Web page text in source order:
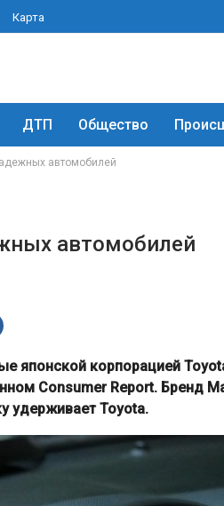
Карта
ДТП Общество
автомобилей
автомобилей
японской корпорацией
Consumer Report. Бренд
удерживает Toyota.